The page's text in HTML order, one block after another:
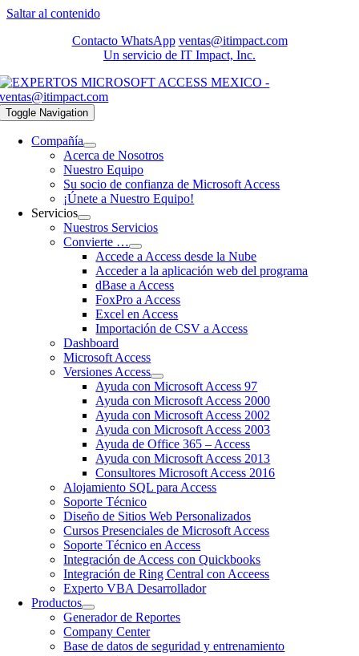
Saltar al contenido
Contacto WhatsApp ventas@itimpact.com
Un servicio de IT Impact, Inc.
Toggle Navigation
Compañía
Acerca de Nosotros
Nuestro Equipo
Su socio de confianza de Microsoft Access
¡Únete a Nuestro Equipo!
Servicios
Nuestros Servicios
Convierte …
Accede a Access desde la Nube
Acceder a la aplicación web del programa
dBase a Access
FoxPro a Access
Excel en Access
Importación de CSV a Access
Dashboard
Microsoft Access
Versiones Access
Ayuda con Microsoft Access 97
Ayuda con Microsoft Access 2000
Ayuda con Microsoft Access 2002
Ayuda con Microsoft Access 2003
Ayuda de Office 365 – Access
Ayuda con Microsoft Access 2013
Consultores Microsoft Access 2016
Alojamiento SQL para Access
Soporte Técnico
Diseño de Sitios Web Personalizados
Cursos Presenciales de Microsoft Access
Soporte Técnico en Access
Integración de Access con Quickbooks
Integración de Ring Central con Acceess
Experto VBA Desarrollador
Productos
Generador de Reportes
Company Center
Base de datos de seguridad y entrenamiento